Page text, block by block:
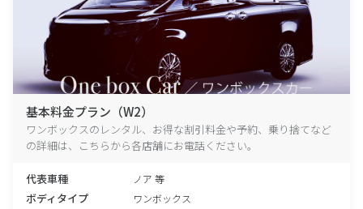
基本料金プラン（W2）
ワンボックスのレンタル、お得な割引料金や予約、乗り捨てなど
の詳細は、こちらから各店舗にお電話ください。
代表車種 ノア 等
ボディタイプ ワンボックス